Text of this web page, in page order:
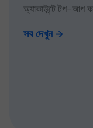
অ্যাকাউন্টে টপ-আপ
সব দেখুন